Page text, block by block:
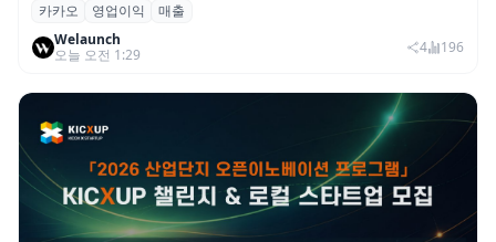
카카오, 2026년 2분기 매출 2조985억·영업
이익 2770억…역대 분기 최대
카카오 영업이익
매출
Welaunch
오늘 오전 1:29
4 196